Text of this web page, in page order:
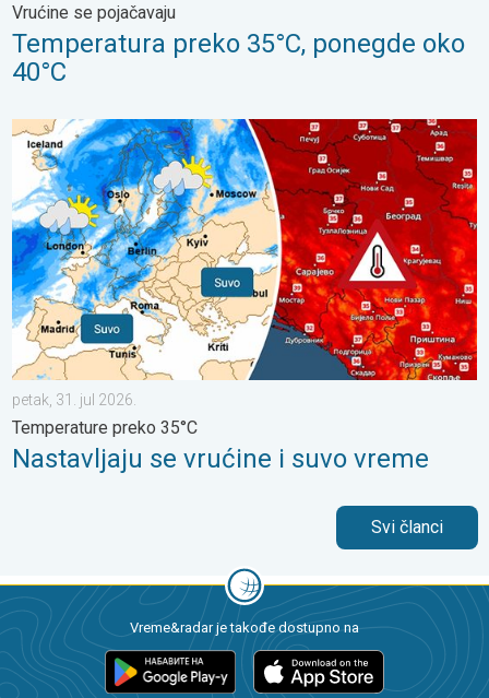
Vrućine se pojačavaju
Temperatura preko 35°C, ponegde oko
40°C
Nastavljaju se vrućine i suvo vreme. Temperature preko 35°C.
petak, 31. jul 2026.
Temperature preko 35°C
Nastavljaju se vrućine i suvo vreme
Svi članci
Vreme&radar je takođe dostupno na